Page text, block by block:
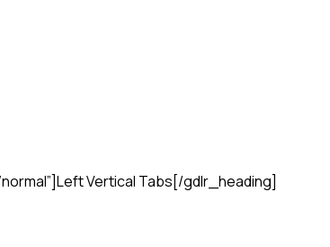
Vertical Tabs[/gdlr_heading]